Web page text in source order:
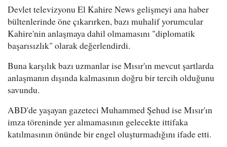
Devlet televizyonu El Kahire News gelişmeyi ana haber
bültenlerinde öne çıkarırken, bazı muhalif yorumcular
Kahire'nin anlaşmaya dahil olmamasını "diplomatik
başarısızlık" olarak değerlendirdi.
Buna karşılık bazı uzmanlar ise Mısır'ın mevcut şartlarda
anlaşmanın dışında kalmasının doğru bir tercih olduğunu
savundu.
ABD'de yaşayan gazeteci Muhammed Şehud ise Mısır'ın
imza töreninde yer almamasının gelecekte ittifaka
katılmasının önünde bir engel oluşturmadığını ifade etti.